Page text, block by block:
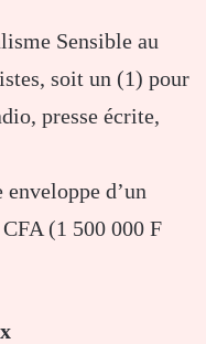
Sensible au
soit un (1) pour
presse écrite,
d’un
(1 500 000 F